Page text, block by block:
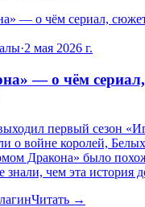
·2 мая 2026 г.
— о чём
первый сезон
о войне королей,
Дракона» было
знали, чем эта история
Читать →